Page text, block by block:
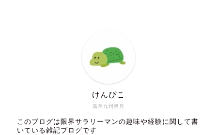
高卒九州男児
けんぴこ
このブログは限界サラリーマンの趣味や経験に関して書
いている雑記ブログです